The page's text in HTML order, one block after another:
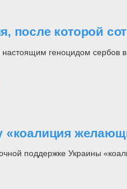
после которой
геноцидом сербов
«коалиция
поддержке Украины